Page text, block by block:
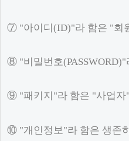
⑦ "아이디(ID)"라 함은 "회
⑧ "비밀번호
⑨ "패키지"라 함은 "사업자
⑩ "개인정보"라 함은 생존